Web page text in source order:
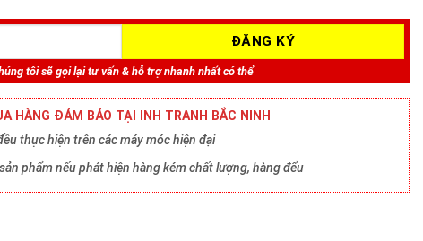
tôi sẽ gọi lại tư vấn & hỗ trợ nhanh nhất có thể
HÀNG ĐẢM BẢO TẠI INH TRANH BẮC NINH
thực hiện trên các máy móc hiện đại
phẩm nếu phát hiện hàng kém chất lượng, hàng đểu